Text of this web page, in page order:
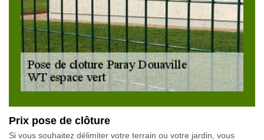
Prix pose de clôture
Si vous souhaitez délimiter votre terrain ou votre jardin, vous